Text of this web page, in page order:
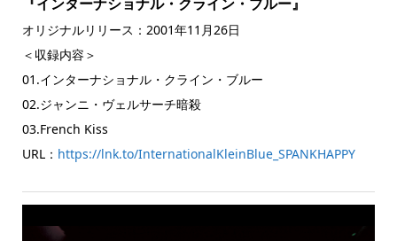
『インターナショナル・クライン・ブルー』
オリジナルリリース：2001年11月26日
＜収録内容＞
01.インターナショナル・クライン・ブルー
02.ジャンニ・ヴェルサーチ暗殺
03.French Kiss
URL： https://lnk.to/InternationalKleinBlue_SPANKHAPPY